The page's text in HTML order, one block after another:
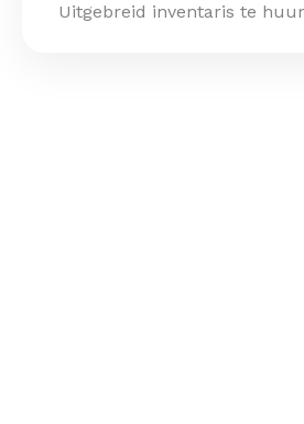
Uitgebreid inventaris te